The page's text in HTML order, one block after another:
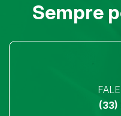
Sempre
(33)